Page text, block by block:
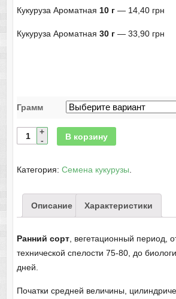
Кукуруза Ароматная 10 г— 14,40 грн
Кукуруза Ароматная 30 г — 33,90 грн
Грамм
В корзину
Категория: Семена кукурузы.
Описание Характеристики
Ранний сорт, вегетационный период,
технической спелости 75-80, до
дней.
Початки средней величины,